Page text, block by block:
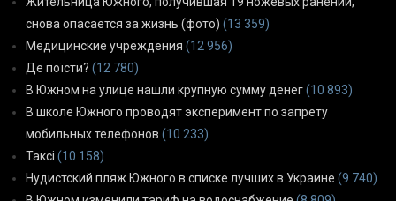
снова опасается за жизнь (фото) (13 359)
Медицинские учреждения (12 956)
Де поїсти? (12 780)
В Южном на улице нашли крупную сумму денег(10 893)
В школе Южного проводят эксперимент по запрету
мобильных телефонов (10 233)
Таксі (10 158)
Нудистский пляж Южного в списке лучших в Украине (9 740)